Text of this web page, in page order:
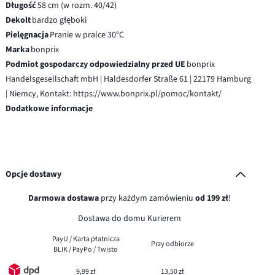
Długość58 cm (w rozm. 40/42)
Dekoltbardzo głęboki
PielęgnacjaPranie w pralce 30°C
Markabonprix
Podmiot gospodarczy odpowiedzialny przed UE bonprix
Handelsgesellschaft mbH | Haldesdorfer Straße 61 | 22179 Hamburg
| Niemcy, Kontakt: https://www.bonprix.pl/pomoc/kontakt/
Dodatkowe informacje
Opcje dostawy
Darmowa dostawaprzy każdym zamówieniu od 199 zł!
Dostawa do domu Kurierem
PayU / Karta płatnicza
BLIK / PayPo / Twisto
Przy odbiorze
9,99 zł 13,50 zł